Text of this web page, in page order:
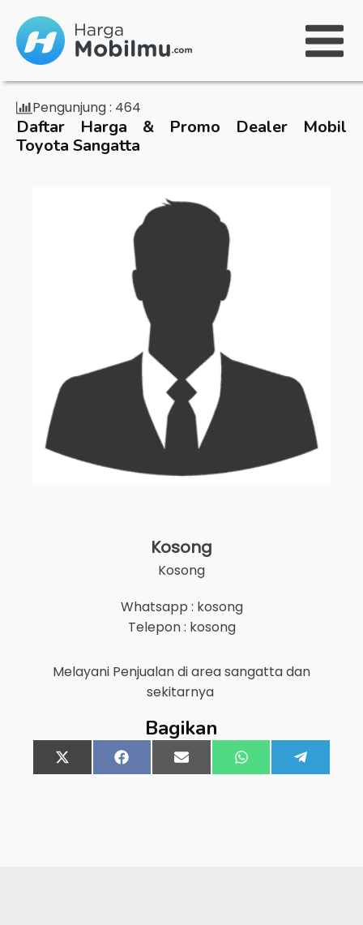
Pengunjung : 464
Daftar Harga & Promo Dealer Mobil
Toyota Sangatta
Kosong
Kosong
Whatsapp : kosong
Telepon : kosong
Melayani Penjualan di areasangattadan
sekitarnya
Bagikan
Share
on
X
(Twitter)
Share
on
FacebookShare
on
Email Share
on
WhatsApp
on